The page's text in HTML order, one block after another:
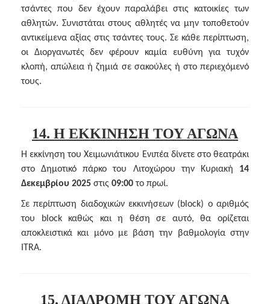
τσάντες που δεν έχουν παραλάβει στις κατοικίες των
αθλητών. Συνιστάται στους αθλητές να μην τοποθετούν
αντικείμενα αξίας στις τσάντες τους. Σε κάθε περίπτωση,
οι Διοργανωτές δεν φέρουν καμία ευθύνη για τυχόν
κλοπή, απώλεια ή ζημιά σε σακούλες ή στο περιεχόμενό
τους.
14. Η ΕΚΚΙΝΗΣΗ ΤΟΥ ΑΓΩΝΑ
Η εκκίνηση του Χειμωνιάτικου Ενιπέα δίνετε στο θεατράκι
στο Δημοτικό πάρκο του Λιτοχώρου την Κυριακή 14
Δεκεμβρίου 2025 στις 09:00το πρωί.
Σε περίπτωση διαδοχικών εκκινήσεων (block) ο αριθμός
του block καθώς και η θέση σε αυτό, θα ορίζεται
αποκλειστικά και μόνο με βάση την βαθμολογία στην
ITRA.
15. ΔΙΑΔΡΟΜΗ ΤΟΥ ΑΓΩΝΑ